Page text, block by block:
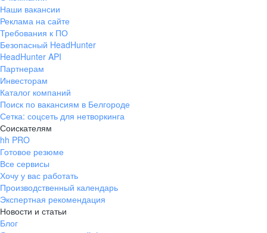
Наши вакансии
Реклама на сайте
Требования к ПО
Безопасный HeadHunter
HeadHunter API
Партнерам
Инвесторам
Каталог компаний
Поиск по вакансиям в Белгороде
Сетка: соцсеть для нетворкинга
Соискателям
hh PRO
Готовое резюме
Все сервисы
Хочу у вас работать
Производственный календарь
Экспертная рекомендация
Новости и статьи
Блог